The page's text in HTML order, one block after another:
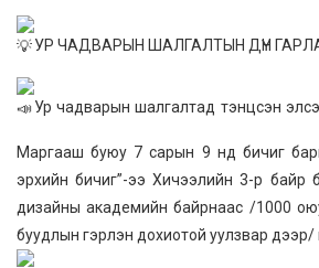
УР ЧАДВАРЫН ШАЛГАЛТЫН ДҮН
Ур чадварын шалгалтад тэнцсэн
Маргааш буюу 7 сарын 9 нд бичиг
эрхийн бичиг”-ээ Хичээлийн 3-р байр
дизайны академийн байрнаас /1000
буудлын гэрлэн дохиотой уулзвар дээр/